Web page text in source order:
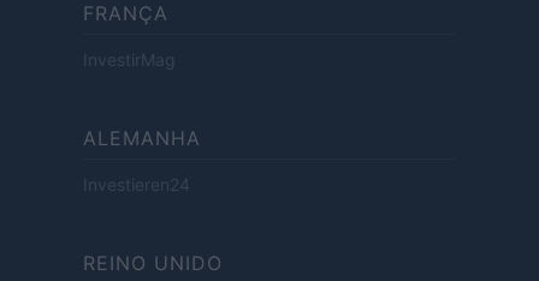
FRANÇA
InvestirMag
ALEMANHA
Investieren24
REINO UNIDO